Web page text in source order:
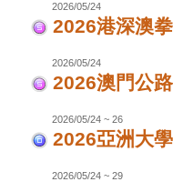
2026/05/24
2026港深澳
2026/05/24
2026澳門公
2026/05/24 ~ 26
2026亞洲大
2026/05/24 ~ 29